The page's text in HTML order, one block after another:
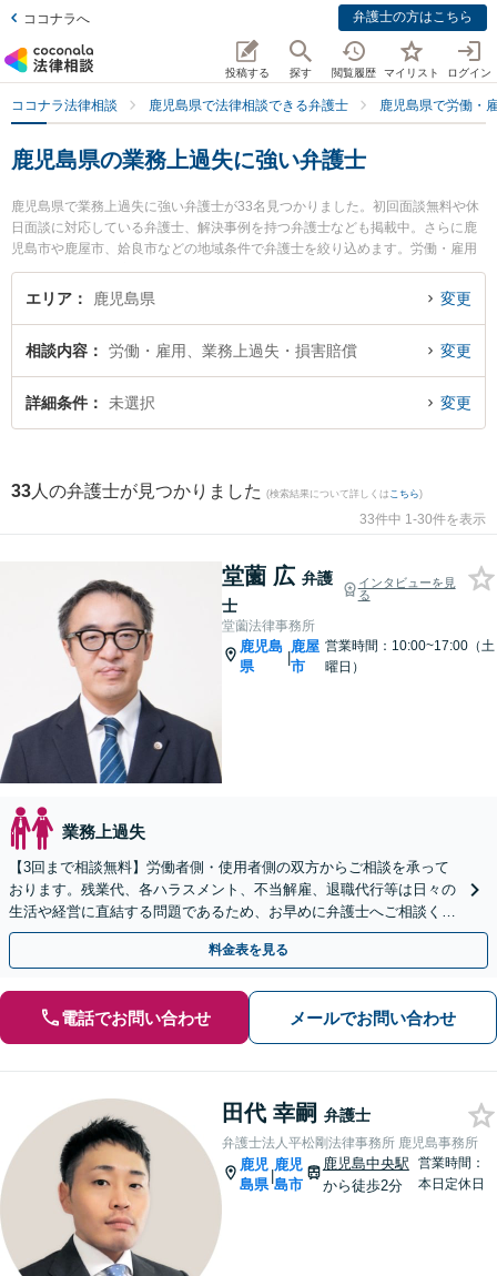
ココナラへ 弁護士の方はこちら
投稿する 探す 閲覧履歴 マイリスト ログイン
ココナラ法律相談 鹿児島県で法律相談できる弁護士 鹿児島県で労働・
鹿児島県の業務上過失に強い弁護士
鹿児島県で業務上過失に強い弁護士が33名見つかりました。初回面談無料や休
日面談に対応している弁護士、解決事例を持つ弁護士なども掲載中。さらに鹿
児島市や鹿屋市、姶良市などの地域条件で弁護士を絞り込めます。労働・雇用
に関係する不当解雇や退職勧奨、内定取消等の細かな分野での絞り込み検索も
でき便利です。特に堂薗法律事務所の堂薗 広弁護士や弁護士法人平松剛法律事
日や夜間に発生した業務上過失のトラブルを今すぐに弁護士に相談したい』
『業務上過失のトラブル解決の実績豊富な近くの弁護士を検索したい』『初回
相談無料で業務上過失を法律相談できる鹿児島県内の弁護士に相談予約した
エリア 鹿児島県 変更
相談内容 労働・雇用、業務上過失・損害賠償 変更
詳細条件 未選択 変更
33 人の弁護士が見つかりました (検索結果について詳しくは こちら)
33件中 1-30件を表示
堂薗 広 弁護
士
インタビューを見
る
堂薗法律事務所
鹿児島
県
|
鹿屋
市
営業時間：10:00~17:00（土
曜日）
業務上過失
【3回まで相談無料】労働者側・使用者側の双方からご相談を承って
おります。残業代、各ハラスメント、不当解雇、退職代行等は日々の
生活や経営に直結する問題であるため、お早めに弁護士へご相談くだ
さい。状況を整理し、最善の解決策をご提案します。
料金表を見る
電話でお問い合わせ メールでお問い合わせ
田代 幸嗣 弁護士
弁護士法人平松剛法律事務所 鹿児島事務所
鹿児
島県
|
鹿児
島市
鹿児島中央駅
から徒歩2分
営業時間：
本日定休日